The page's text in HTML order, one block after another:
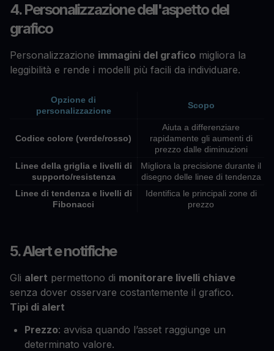
4. Personalizzazione dell'aspetto del
grafico
Personalizzazione immagini del grafico migliora la
leggibilità e rende i modelli più facili da individuare.
Opzione di
personalizzazione
Scopo
Codice colore (verde/rosso)
Aiuta a differenziare
rapidamente gli aumenti di
prezzo dalle diminuzioni
Linee della griglia e livelli di
supporto/resistenza
Migliora la precisione durante il
disegno delle linee di tendenza
Linee di tendenza e livelli di
Fibonacci
Identifica le principali zone di
prezzo
5. Alert e notifiche
Gli alert permettono di monitorare livelli chiave
senza dover osservare costantemente il grafico.
Tipi di alert
Prezzo: avvisa quando l’asset raggiunge un
determinato valore.